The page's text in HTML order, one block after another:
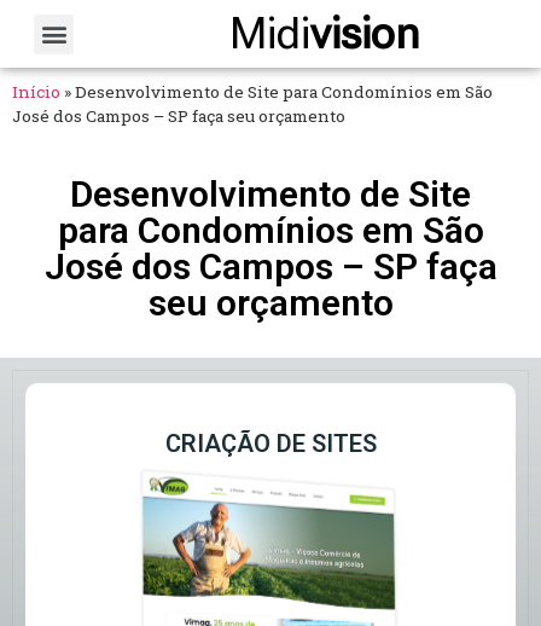
Midivision
Início »Desenvolvimento de Site para Condomínios em São
José dos Campos – SP faça seu orçamento
Desenvolvimento de Site
para Condomínios em São
José dos Campos – SP faça
seu orçamento
CRIAÇÃO DE SITES